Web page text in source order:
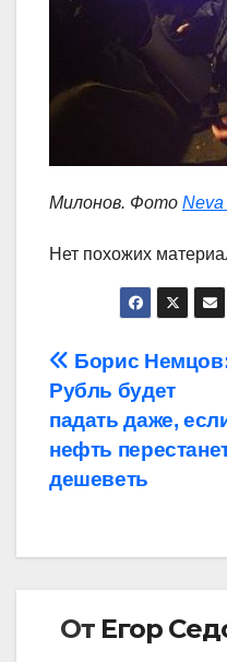
Милонов. Фото Neva
Нет похожих
по
записям
Борис
Рубль будет
падать даже,
нефть
дешеветь
От Егор